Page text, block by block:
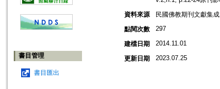
書目管理
書目匯出
資料來源
民國佛教期刊文獻集
點閱次數
297
建檔日期 2014.11.01
更新日期 2023.07.25